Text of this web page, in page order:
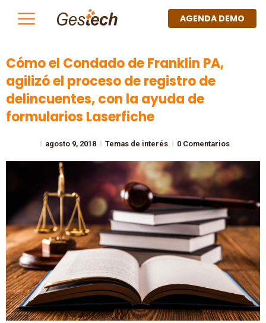
AGENDA DEMO
Cómo el Condado de Franklin PA,
agilizó el proceso de registro de
delincuentes, con la ayuda de
formularios Laserfiche
agosto 9, 2018 Temas de interés 0 Comentarios